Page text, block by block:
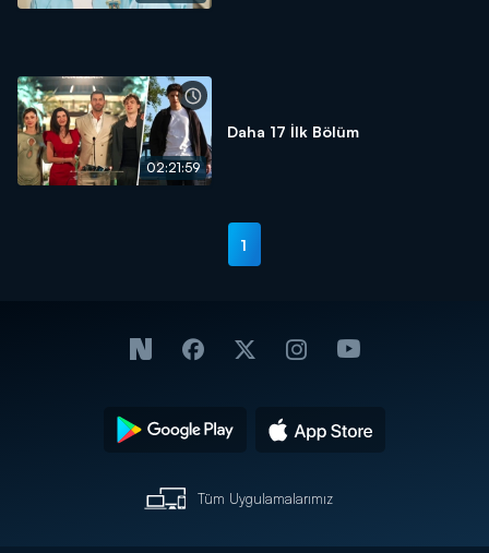
02:21:59
Daha 17 İlk Bölüm
1
Tüm Uygulamalarımız